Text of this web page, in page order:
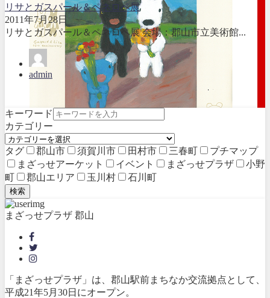
イベント開催
リサとガスパール＆ペネロペ展
2011年7月28日
リサとガスパール＆ペネロペ展 会場：郡山市立美術館...
admin
キーワード
カテゴリー
タグ 郡山市 須賀川市 田村市 三春町
プチマップ
まざっせアーケット
イベント まざっせプラザ
小野
町
郡山エリア 玉川村 石川町
検索
まざっせプラザ 郡山
「まざっせプラザ」は、郡山駅前まちなか交流拠点として、
平成21年5月30日にオープン。